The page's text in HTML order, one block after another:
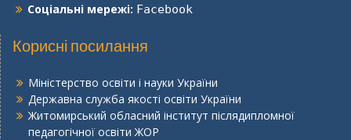
Соціальні мережі: Facebook
Корисні посилання
Міністерство освіти і науки України
Державна служба якості освіти України
Житомирський обласний інститут післядипломної
педагогічної освіти ЖОР